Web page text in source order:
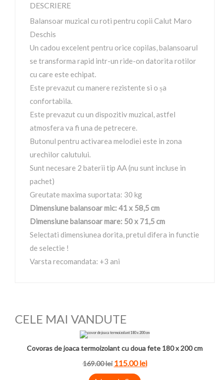
DESCRIERE
Balansoar muzical cu roti pentru copii Calut Maro
Deschis
Un cadou excelent pentru orice copilas, balansoarul
se transforma rapid intr-un ride-on datorita rotilor
cu care este echipat.
Este prevazut cu manere rezistente si o șa
confortabila.
Este prevazut cu un dispozitiv muzical, astfel
atmosfera va fi una de petrecere.
Butonul pentru activarea melodiei este in zona
urechilor calutului.
Sunt necesare 2 baterii tip AA (nu sunt incluse in
pachet)
Greutate maxima suportata: 30 kg
Dimensiune balansoar mic: 41 x 58,5 cm
Dimensiune balansoar mare: 50 x 71,5 cm
Selectati dimensiunea dorita, pretul difera in functie
de selectie !
Varsta recomandata: +3 ani
CELE MAI VANDUTE
Covoras de joaca termoizolant cu doua fete 180 x 200 cm
169.00 lei 115.00 lei